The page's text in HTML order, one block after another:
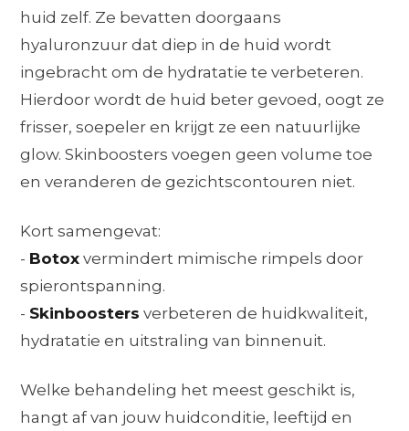
huid zelf. Ze bevatten doorgaans
hyaluronzuur dat diep in de huid wordt
ingebracht om de hydratatie te verbeteren.
Hierdoor wordt de huid beter gevoed, oogt ze
frisser, soepeler en krijgt ze een natuurlijke
glow. Skinboosters voegen geen volume toe
en veranderen de gezichtscontouren niet.
Kort samengevat:
- Botox vermindert mimische rimpels door
spierontspanning.
- Skinboosters verbeteren de huidkwaliteit,
hydratatie en uitstraling van binnenuit.
Welke behandeling het meest geschikt is,
hangt af van jouw huidconditie, leeftijd en